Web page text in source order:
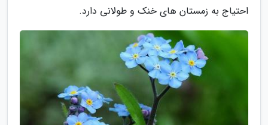
احتیاج به زمستان های خنک و طولانی دارد.